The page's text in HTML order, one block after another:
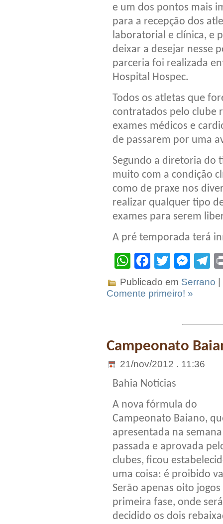
e um dos pontos mais
para a recepção dos
laboratorial e clínica, e
deixar a desejar nesse
parceria foi realizada
Hospital Hospec.
Todos os atletas que
contratados pelo clube
exames médicos e
de passarem por uma
Segundo a diretoria do
muito com a condição
como de praxe nos
realizar qualquer tipo
exames para serem
A pré temporada terá
WhatsApp
Facebook
Twitter
Publicado em Serrano
Comente primeiro! »
Campeonato
21/nov/2012 . 11:36
Bahia Notícias
A nova fórmula do
Campeonato Baiano,
apresentada na semana
passada e aprovada
clubes, ficou
uma coisa: é proibido
Serão apenas oito jogos
primeira fase, onde será
decidido os dois